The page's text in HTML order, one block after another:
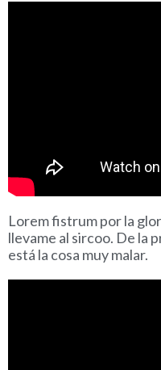
Lorem fistrum por la
llevame al sircoo. De la
está la cosa muy malar.